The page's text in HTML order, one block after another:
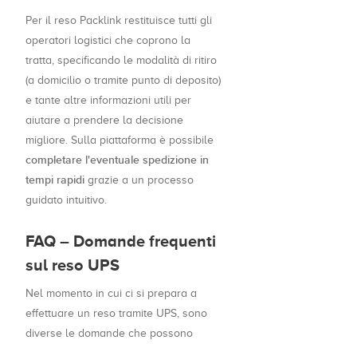
Per il reso Packlink restituisce tutti gli
operatori logistici che coprono la
tratta, specificando le modalità di ritiro
(a domicilio o tramite punto di deposito)
e tante altre informazioni utili per
aiutare a prendere la decisione
migliore. Sulla piattaforma è possibile
completare l'eventuale spedizione in
tempi rapidi grazie a un processo
guidato intuitivo.
FAQ – Domande frequenti
sul reso UPS
Nel momento in cui ci si prepara a
effettuare un reso tramite UPS, sono
diverse le domande che possono